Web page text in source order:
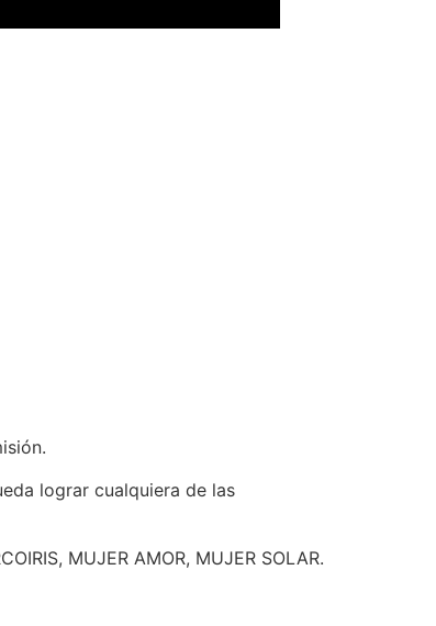
lograr cualquiera de las
MUJER AMOR, MUJER SOLAR.